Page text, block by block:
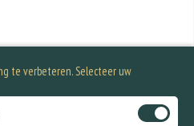
te verbeteren. Selecteer uw